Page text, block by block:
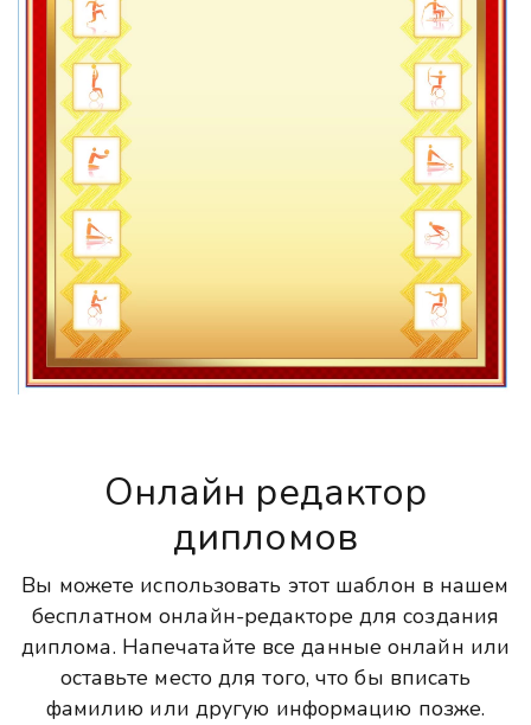
Онлайн редактор
дипломов
Вы можете использовать этот шаблон в нашем
бесплатном онлайн-редакторе для создания
диплома. Напечатайте все данные онлайн или
оставьте место для того, что бы вписать
фамилию или другую информацию позже.